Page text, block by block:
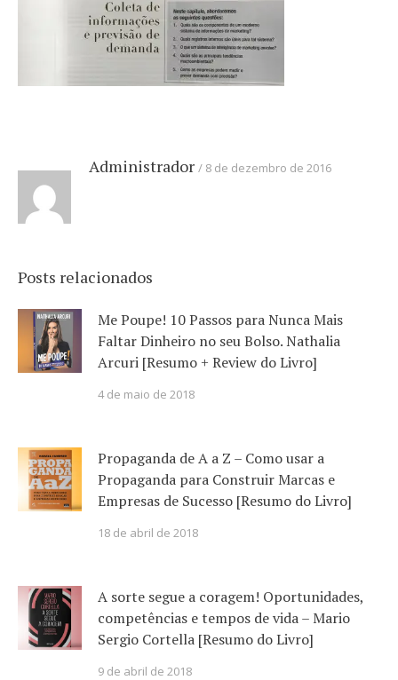
Administrador 8 de dezembro de 2016
Posts relacionados
Me Poupe! 10 Passos para Nunca Mais
Faltar Dinheiro no seu Bolso. Nathalia
Arcuri [Resumo + Review do Livro]
4 de maio de 2018
Propaganda de A a Z – Como usar a
Propaganda para Construir Marcas e
Empresas de Sucesso [Resumo do Livro]
18 de abril de 2018
A sorte segue a coragem! Oportunidades,
competências e tempos de vida – Mario
Sergio Cortella [Resumo do Livro]
9 de abril de 2018